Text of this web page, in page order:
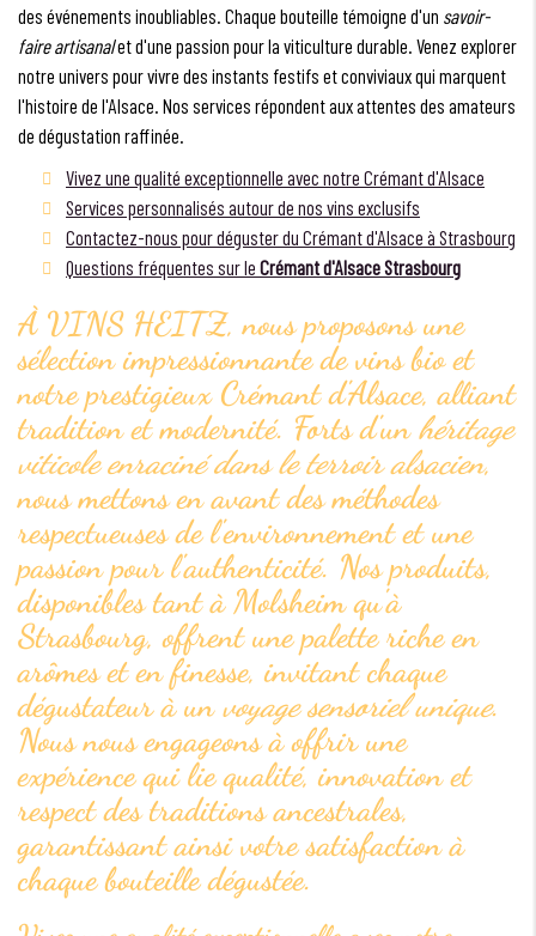
des événements inoubliables. Chaque bouteille témoigne d'un savoir-
faire artisanalet d'une passion pour la viticulture durable. Venez explorer
notre univers pour vivre des instants festifs et conviviaux qui marquent
l'histoire de l'Alsace. Nos services répondent aux attentes des amateurs
de dégustation raffinée.
Vivez une qualité exceptionnelle avec notre Crémant d'Alsace
Services personnalisés autour de nos vins exclusifs
Contactez-nous pour déguster du Crémant d'Alsace à Strasbourg
Questions fréquentes sur le Crémant d'Alsace Strasbourg
À VINS HEITZ, nous proposons une
sélection impressionnante de vins bio et
notre prestigieux Crémant d'Alsace, alliant
tradition et modernité. Forts d'unhéritage
viticole enraciné dans le terroir alsacien,
nous mettons en avant des méthodes
respectueuses de l'environnement et une
passion pour l'authenticité. Nos produits,
disponibles tant à Molsheim qu'à
Strasbourg, offrent une palette riche en
arômes et en finesse, invitant chaque
dégustateur à unvoyage sensoriel unique.
Nous nous engageons à offrir une
expérience qui lie qualité, innovation et
respect des traditions ancestrales,
garantissant ainsi votre satisfaction à
chaque bouteille dégustée.